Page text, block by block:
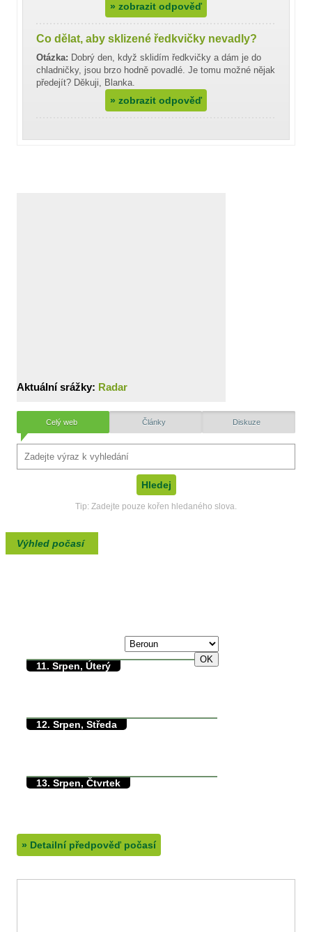
» zobrazit odpověď
Co dělat, aby sklizené ředkvičky nevadly?
Otázka: Dobrý den, když sklidím ředkvičky a dám je do
chladničky, jsou brzo hodně povadlé. Je tomu možné nějak
předejít? Děkuji, Blanka.
» zobrazit odpověď
Aktuální srážky: Radar
Celý web Články Diskuze
Tip: Zadejte pouze kořen hledaného slova.
Výhled počasí
11. Srpen, Úterý
12. Srpen, Středa
13. Srpen, Čtvrtek
» Detailní předpověď počasí